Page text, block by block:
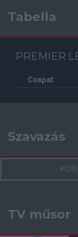
Tabella
PREMIER
Csapat
Szavazás
TV műsor